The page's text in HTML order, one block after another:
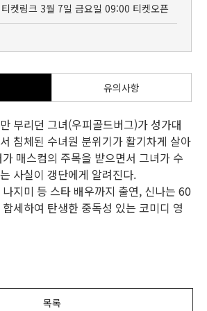
티켓링크 3월 7일 금요일 09:00 티켓오픈
유의사항
부리던 그녀(우피골드버그)가 성가대
침체된 수녀원 분위기가 활기차게 살아
매스컴의 주목을 받으면서 그녀가 수
사실이 갱단에게 알려진다.
지미 등 스타 배우까지 출연, 신나는 60
세하여 탄생한 중독성 있는 코미디 영
목록